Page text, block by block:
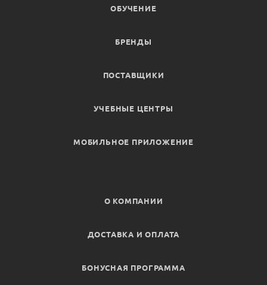
ОБУЧЕНИЕ
БРЕНДЫ
ПОСТАВЩИКИ
УЧЕБНЫЕ ЦЕНТРЫ
МОБИЛЬНОЕ ПРИЛОЖЕНИЕ
О КОМПАНИИ
ДОСТАВКА И ОПЛАТА
БОНУСНАЯ ПРОГРАММА